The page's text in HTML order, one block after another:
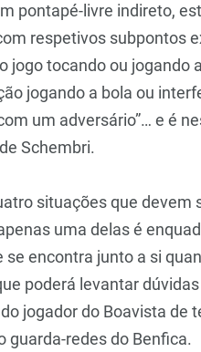
pontapé-livre indireto,
respetivos subpontos
jogo tocando ou jogando
jogando a bola ou
um adversário”… e é
Schembri.
situações que devem
uma delas é
encontra junto a si
poderá levantar
jogador do Boavista de
guarda-redes do Benfica.